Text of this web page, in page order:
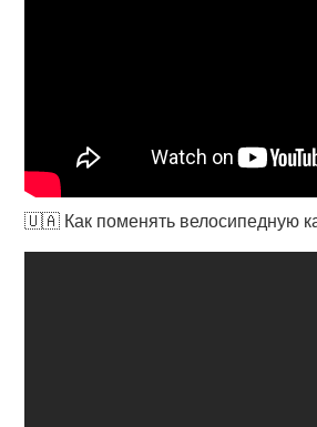
🇺🇦 Как поменять велосипедную